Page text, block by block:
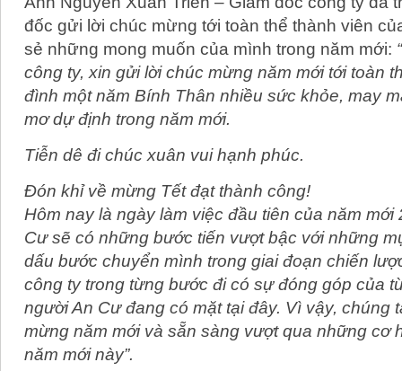
đốc gửi lời chúc mừng tới toàn thể thành viên
sẻ những mong muốn của mình trong năm mới:
công ty, xin gửi lời chúc mừng năm mới tới toàn
đình một năm Bính Thân nhiều sức khỏe, may
mơ dự định trong năm mới.
Tiễn dê đi chúc xuân vui hạnh phúc.
Đón khỉ về mừng Tết đạt thành công!
Hôm nay là ngày làm việc đầu tiên của năm mới
Cư sẽ có những bước tiến vượt bậc với những
dấu bước chuyển mình trong giai đoạn chiến
công ty trong từng bước đi có sự đóng góp của
người An Cư đang có mặt tại đây. Vì vậy, chúng
mừng năm mới và sẵn sàng vượt qua những cơ
năm mới này”.